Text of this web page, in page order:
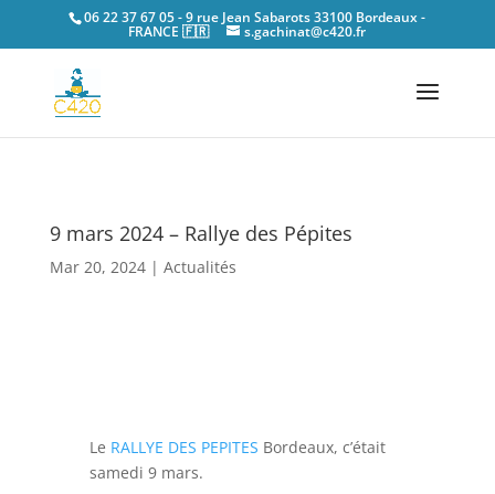
06 22 37 67 05 - 9 rue Jean Sabarots 33100 Bordeaux -
FRANCE 🇫🇷 s.gachinat@c420.fr
9 mars 2024 – Rallye des Pépites
Mar 20, 2024| Actualités
Le RALLYE DES PEPITES Bordeaux, c’était
samedi 9 mars.